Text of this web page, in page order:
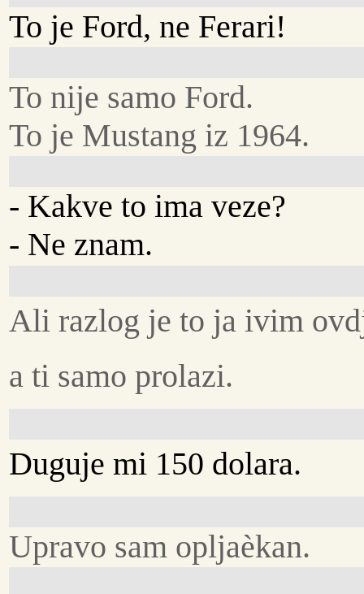
To je Ford, ne Ferari!
To nije samo Ford.
To je Mustang iz 1964.
- Kakve to ima veze?
- Ne znam.
Ali razlog je to ja ivim
a ti samo prolazi.
Duguje mi 150 dolara.
Upravo sam opljaèkan.